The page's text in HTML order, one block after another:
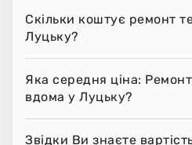
Скільки коштує ремонт
Луцьку?
Яка середня ціна:
вдома у Луцьку?
Звідки Ви знаєте